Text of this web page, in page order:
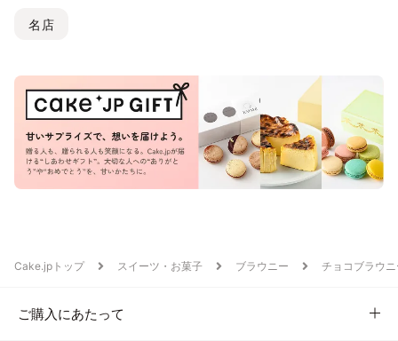
名店
Cake.jpトップ スイーツ・お菓子 ブラウニー チョコブラウ
ご購入にあたって